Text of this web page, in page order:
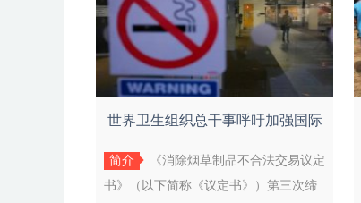
世界卫生组织总干事呼吁加强国际
合作共
简介
《消除烟草制品不合法交易议定
书》（以下简称《议定书》）第三次缔